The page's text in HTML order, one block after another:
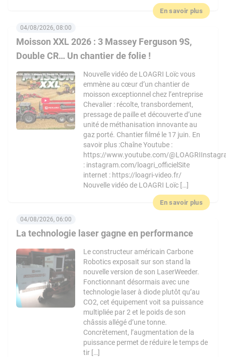
En savoir plus
Moisson XXL 2026 : 3 Massey Ferguson 9S,
Double CR… Un chantier de folie !
04/08/2026, 08:00
Nouvelle vidéo de LOAGRI Loïc vous
emmène au cœur d’un chantier de
moisson exceptionnel chez l’entreprise
Chevalier : récolte, transbordement,
pressage de paille et découverte d’une
unité de méthanisation innovante au
gaz porté. Chantier filmé le 17 juin. En
savoir plus :Chaîne Youtube :
https://www.youtube.com/
: instagram.com/loagri_officielSite
internet : https://loagri-video.fr/
Nouvelle vidéo de LOAGRI Loïc […]
En savoir plus
La technologie laser gagne en performance
04/08/2026, 06:00
Le constructeur américain Carbone
Robotics exposait sur son stand la
nouvelle version de son LaserWeeder.
Fonctionnant désormais avec une
technologie laser à diode plutôt qu’au
CO2, cet équipement voit sa puissance
multipliée par 2 et le poids de son
châssis allégé d’une tonne.
Concrètement, l’augmentation de la
puissance permet de réduire le temps de
tir […]